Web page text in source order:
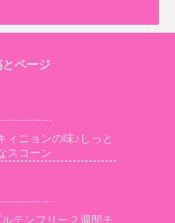
とページ
ィニョンの味♪しっと
スコーン
テンフリー２週間チ